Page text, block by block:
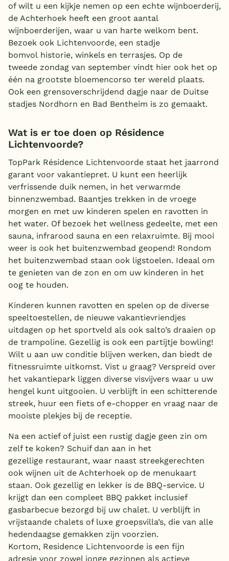
of wilt u een kijkje nemen op een echte wijnboerderij,
de Achterhoek heeft een groot aantal
wijnboerderijen, waar u van harte welkom bent.
Bezoek ook Lichtenvoorde, een stadje
bomvol historie, winkels en terrasjes. Op de
tweede zondag van september vindt hier ook het op
één na grootste bloemencorso ter wereld plaats.
Ook een grensoverschrijdend dagje naar de Duitse
stadjes Nordhorn en Bad Bentheim is zo gemaakt.
Wat is er toe doen op Résidence
Lichtenvoorde?
TopPark Résidence Lichtenvoorde staat het jaarrond
garant voor vakantiepret. U kunt een heerlijk
verfrissende duik nemen, in het verwarmde
binnenzwembad. Baantjes trekken in de vroege
morgen en met uw kinderen spelen en ravotten in
het water. Of bezoek het wellness gedeelte, met een
sauna, infrarood sauna en een relaxruimte. Bij mooi
weer is ook het buitenzwembad geopend! Rondom
het buitenzwembad staan ook ligstoelen. Ideaal om
te genieten van de zon en om uw kinderen in het
oog te houden.
Kinderen kunnen ravotten en spelen op de diverse
speeltoestellen, de nieuwe vakantievriendjes
uitdagen op het sportveld als ook salto’s draaien op
de trampoline. Gezellig is ook een partijtje bowling!
Wilt u aan uw conditie blijven werken, dan biedt de
fitnessruimte uitkomst. Vist u graag? Verspreid over
het vakantiepark liggen diverse visvijvers waar u uw
hengel kunt uitgooien. U verblijft in een schitterende
streek, huur een fiets of e-chopper en vraag naar de
mooiste plekjes bij de receptie.
Na een actief of juist een rustig dagje geen zin om
zelf te koken? Schuif dan aan in het
gezellige restaurant, waar naast streekgerechten
ook wijnen uit de Achterhoek op de menukaart
staan. Ook gezellig en lekker is de BBQ-service. U
krijgt dan een compleet BBQ pakket inclusief
gasbarbecue bezorgd bij uw chalet. U verblijft in
vrijstaande chalets of luxe groepsvilla’s, die van alle
hedendaagse gemakken zijn voorzien.
Kortom, Residence Lichtenvoorde is een fijn
adresje voor zowel jonge gezinnen als actieve